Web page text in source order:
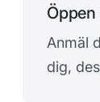
Anmäl
dig,